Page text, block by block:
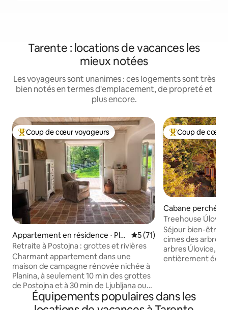
Tarente : locations de vacances les
mieux notées
Les voyageurs sont unanimes : ces logements sont très
bien notés en termes d'emplacement, de propreté et
plus encore.
Coups de cœur voyageurs les plus appréciés
Coup de cœur voyageurs
Appartement en résidence ⋅ Pla
nina
Évaluation moyenne sur la
5 (71)
Retraite à Postojna : grottes et rivières
Charmant appartement dans une
maison de campagne rénovée nichée à
Planina, à seulement 10 min des grottes
de Postojna et à 30 min de Ljubljana ou
Trieste. Cet appartement spacieux au
charme rustique, avec terrasse et jardin,
Coups de cœur
Coup de cœur
Cabane perchée
Treehouse
Séjour bien-être/
cimes des arbres.
arbres Úlovice,
entièrement
et des chênes
une base solide
Équipements populaires dans les